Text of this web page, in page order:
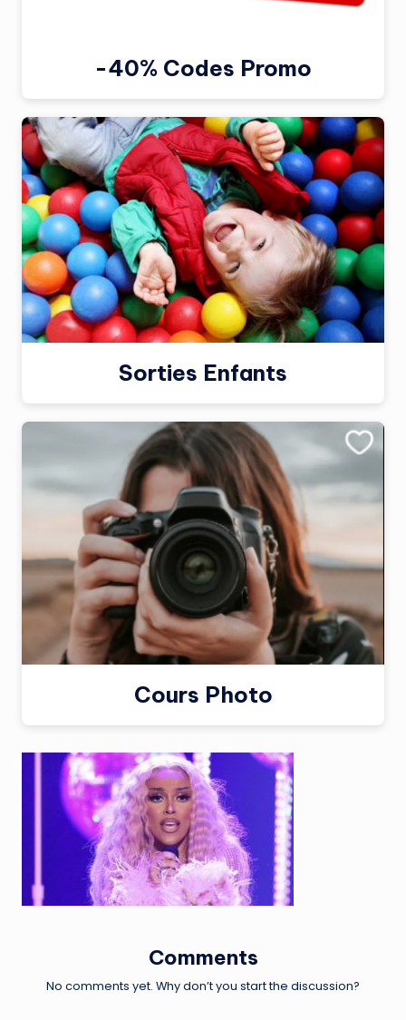
-40% Codes Promo
Sorties Enfants
Cours Photo
Comments
No comments yet. Why don’t you start the discussion?